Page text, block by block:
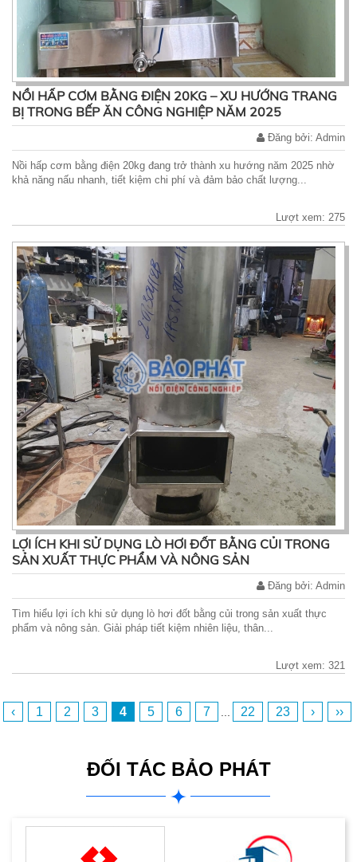
NỒI HẤP CƠM BẰNG ĐIỆN 20KG – XU HƯỚNG TRANG
BỊ TRONG BẾP ĂN CÔNG NGHIỆP NĂM 2025
Đăng bởi: Admin
Nồi hấp cơm bằng điện 20kg đang trở thành xu hướng năm 2025 nhờ
khả năng nấu nhanh, tiết kiệm chi phí và đảm bảo chất lượng...
Lượt xem: 275
LỢI ÍCH KHI SỬ DỤNG LÒ HƠI ĐỐT BẰNG CỦI TRONG
SẢN XUẤT THỰC PHẨM VÀ NÔNG SẢN
Đăng bởi: Admin
Tìm hiểu lợi ích khi sử dụng lò hơi đốt bằng củi trong sản xuất thực
phẩm và nông sản. Giải pháp tiết kiệm nhiên liệu, thân...
Lượt xem: 321
‹ 1 2 3 4 5 6 7 22 23 › ››
ĐỐI TÁC BẢO PHÁT